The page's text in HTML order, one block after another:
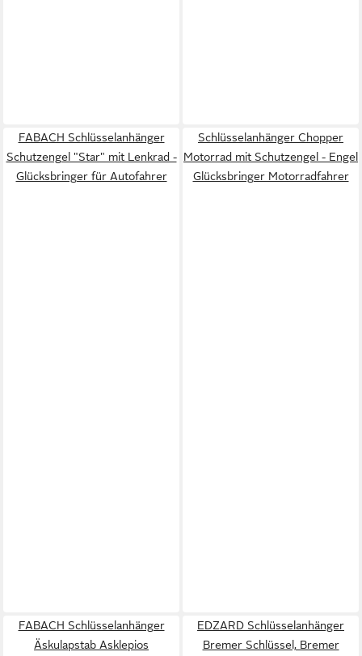
FABACH Schlüsselanhänger
Schutzengel "Star" mit Lenkrad -
Glücksbringer für Autofahrer
Schlüsselanhänger Chopper
Motorrad mit Schutzengel - Engel
Glücksbringer Motorradfahrer
FABACH Schlüsselanhänger
Äskulapstab Asklepios
EDZARD Schlüsselanhänger
Bremer Schlüssel, Bremer